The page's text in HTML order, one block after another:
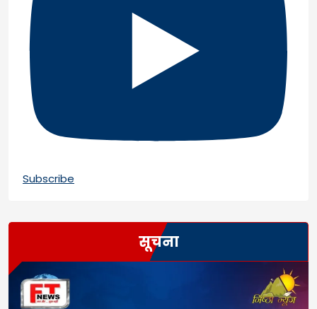
Subscribe
सूचना